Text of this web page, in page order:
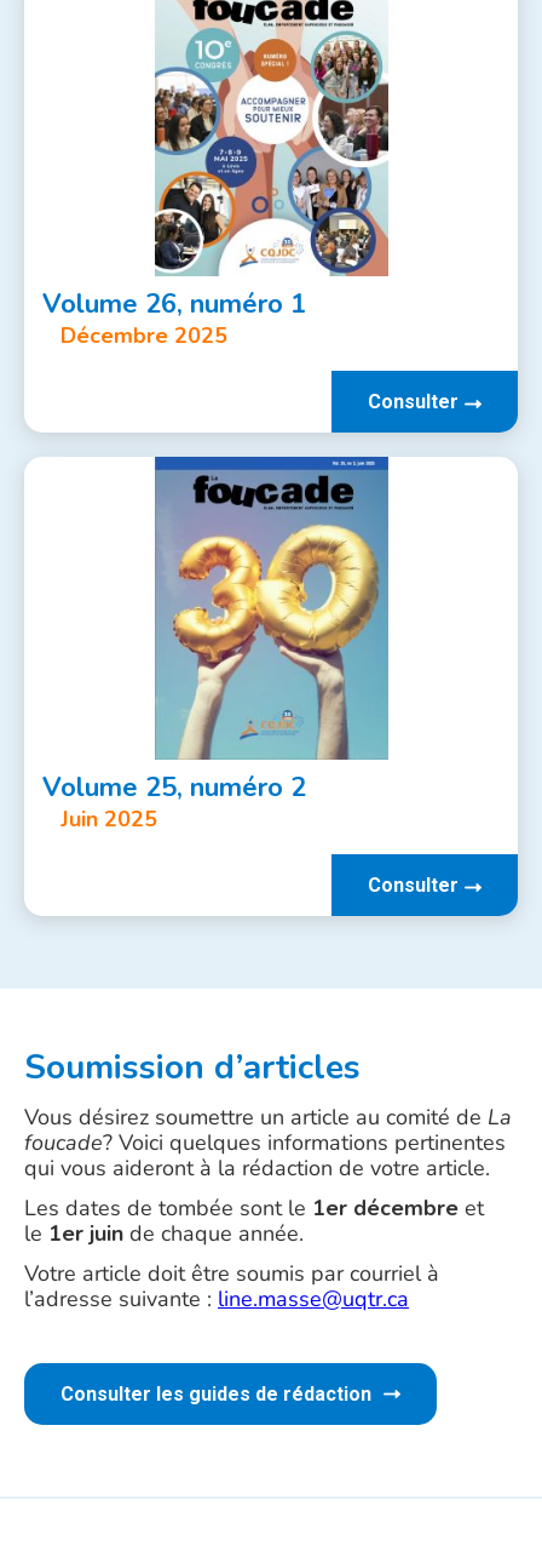
Volume 26, numéro 1
Décembre 2025
Consulter
Volume 25, numéro 2
Juin 2025
Consulter
Soumission d’articles
Vous désirez soumettre un article au comité de La
foucade? Voici quelques informations pertinentes
qui vous aideront à la rédaction de votre article.
Les dates de tombée sont le 1er décembre et
le 1er juin de chaque année.
Votre article doit être soumis par courriel à
l’adresse suivante : line.masse@uqtr.ca
Consulter les guides de rédaction